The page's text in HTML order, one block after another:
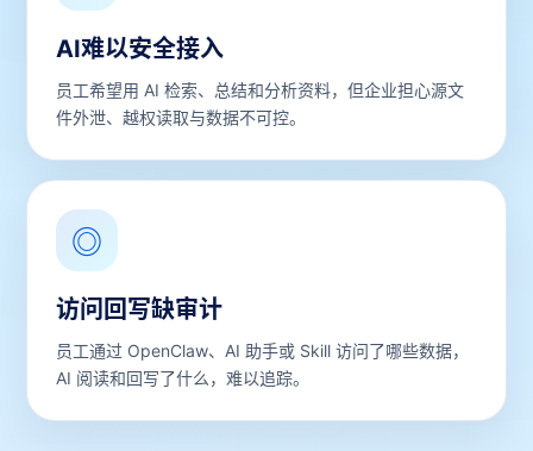
AI难以安全接入
员工希望用 AI 检索、总结和分析资料，但企业担心源文
件外泄、越权读取与数据不可控。
◎
访问回写缺审计
员工通过 OpenClaw、AI 助手或 Skill 访问了哪些数据，
AI 阅读和回写了什么，难以追踪。